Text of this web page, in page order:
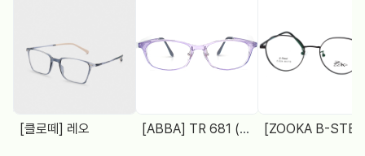
[클로떼] 레오 [ABBA] TR 681 (48□18 138)